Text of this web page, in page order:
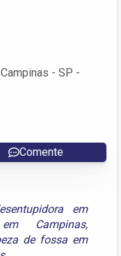
- SP -
Comente
em
Campinas,
de fossa em